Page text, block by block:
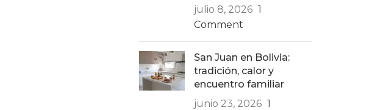
julio 8, 2026 1
Comment
San Juan en Bolivia:
tradición, calor y
encuentro familiar
junio 23, 2026 1